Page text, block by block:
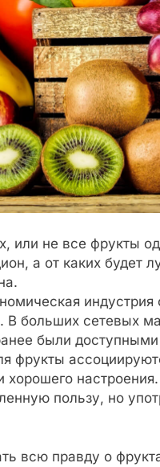
или не все фрукты
а от каких будет
больших сетевых
были
фрукты
хорошего
пользу, но
всю правду о